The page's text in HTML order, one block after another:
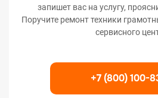
запишет вас на услугу,
Поручите ремонт техники
сервисного
+7 (800) 100-